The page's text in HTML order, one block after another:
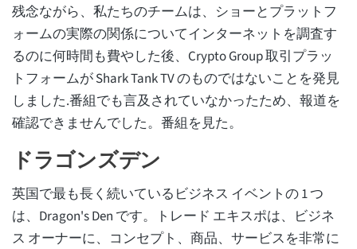
残念ながら、私たちのチームは、ショーとプラットフ
ォームの実際の関係についてインターネットを調査す
るのに何時間も費やした後、Crypto Group 取引プラッ
トフォームが Shark Tank TV のものではないことを発見
しました.番組でも言及されていなかったため、報道を
確認できませんでした。番組を見た。
ドラゴンズデン
英国で最も長く続いているビジネス イベントの 1 つ
は、Dragon's Den です。トレード エキスポは、ビジネ
ス オーナーに、コンセプト、商品、サービスを非常に